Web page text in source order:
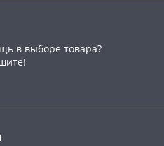
в выборе товара?